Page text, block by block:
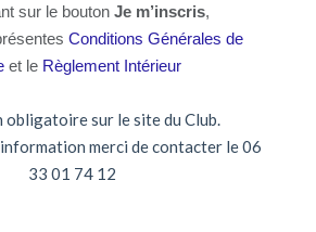
sur le bouton Je m’inscris,
Conditions Générales de
et le Règlement Intérieur
obligatoire sur le site du Club.
merci de contacter le 06
33 01 74 12